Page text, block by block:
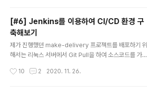
띄우고 각각 Master와 Slave를 할당합니다. 2. Spring
applcation level에서 DataSource를 나누어 읽기는 S
lave로 쿼리를 쓰기/삭제는 Master로 쿼리를 보냅니다.
Mysql Replication을 사용해야 하는 이유 1. 부하분산
[#6] Jenkins를 이용하여 CI/CD 환경 구
축해보기
제가 진행했던 make-delivery 프로젝트를 배포하기 위
해서는 리눅스 서버에서 Git Pull을 하여 소스코드를 가져
해야 했습니다. 하지만 매번 git pull을 하고 빌드를 하고 j
10 2 2020. 11. 26.